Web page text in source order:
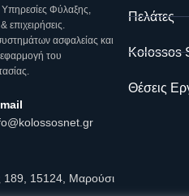
Φύλαξης,
επιχειρήσεις.
ασφαλείας και
του
189, 15124, Μαρούσι
Πελάτες
Kolossos
Θέσεις